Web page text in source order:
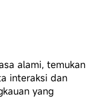
alami, temukan
interaksi dan
yang